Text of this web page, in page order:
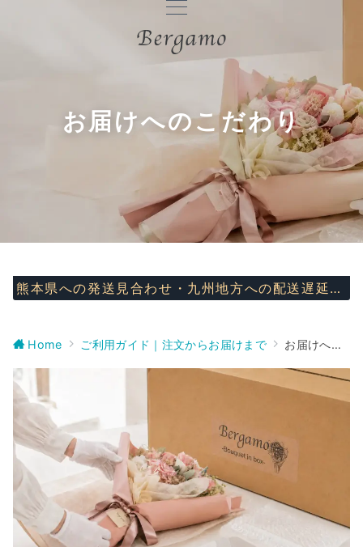
お届けへのこだわり
熊本県への発送見合わせ・九州地方への配送遅延について
Home ご利用ガイド｜注文からお届けまで お届けへのこだわり